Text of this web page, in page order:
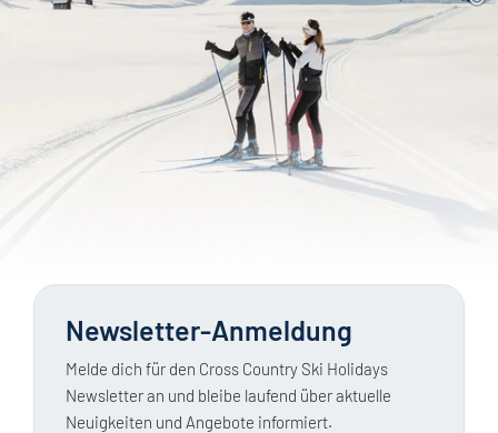
Newsletter-Anmeldung
Melde dich für den Cross Country Ski Holidays
Newsletter an und bleibe laufend über aktuelle
Neuigkeiten und Angebote informiert.